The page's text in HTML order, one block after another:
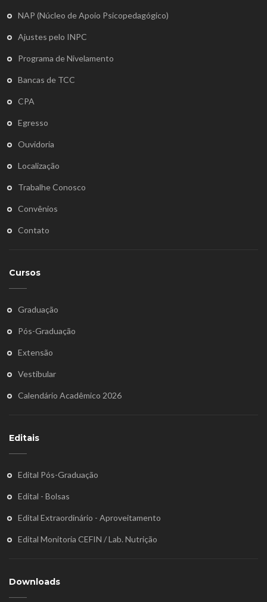
NAP (Núcleo de Apoio Psicopedagógico)
Ajustes pelo INPC
Programa de Nivelamento
Bancas de TCC
CPA
Egresso
Ouvidoria
Localização
Trabalhe Conosco
Convênios
Contato
Cursos
Graduação
Pós-Graduação
Extensão
Vestibular
Calendário Acadêmico 2026
Editais
Edital Pós-Graduação
Edital - Bolsas
Edital Extraordinário - Aproveitamento
Edital Monitoria CEFIN / Lab. Nutrição
Downloads